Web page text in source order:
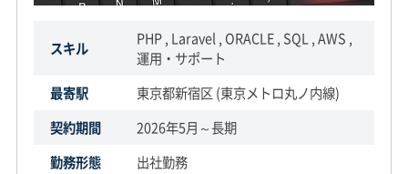
スキル
PHP , Laravel , ORACLE , SQL , AWS ,
運用・サポート
最寄駅
東京都新宿区 (東京メトロ丸ノ内線)
契約期間
2026年5月～長期
勤務形態
出社勤務